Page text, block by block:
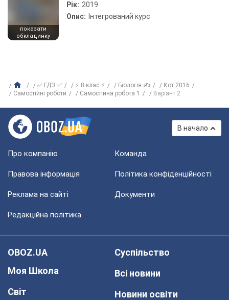
показати
обкладинку
Рік: 2019
Опис: Інтегрований курс
✅ ГДЗ ✅ ⚡ 8 клас ⚡ Біологія ✍
Кот 2016
Самостійні роботи
Самостійна робота 1 Варіант 2
В начало
Про компанію Команда
Правова інформація Політика конфіденційності
Реклама на сайті Документи
Редакційна політика
OBOZ.UA
Моя Школа
Світ
Суспільство
Всі новини
Новини освіти